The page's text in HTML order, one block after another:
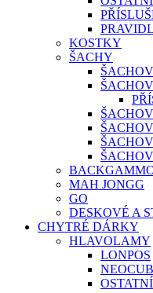
KOSTKY
ŠACHY
MAH JONGG
GO
DESKOVÉ A
CHYTRÉ DÁRKY
HLAVOLAMY
LONPOS
OSTATNÍ